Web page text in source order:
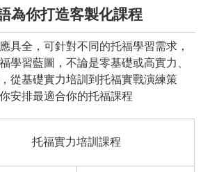
為你打造客製化課程
具全，可針對不同的托福學習需求，
學習藍圖，不論是零基礎或高實力、
從基礎實力培訓到托福實戰演練策
安排最適合你的托福課程
托福實力培訓課程